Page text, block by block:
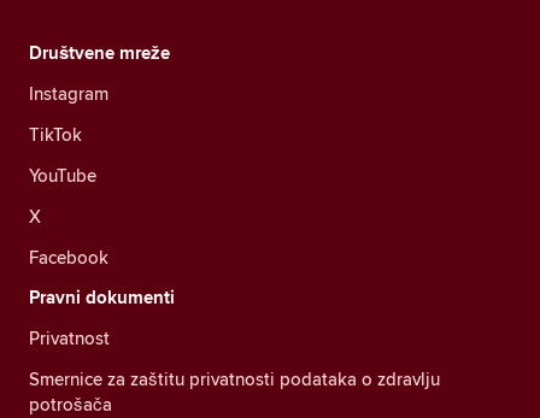
Društvene mreže
Instagram
TikTok
YouTube
X
Facebook
Pravni dokumenti
Privatnost
Smernice za zaštitu privatnosti podataka o zdravlju
potrošača